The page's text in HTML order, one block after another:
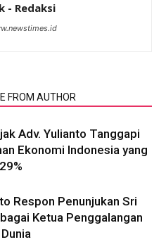
- Redaksi
FROM AUTHOR
Adv. Yulianto Tanggapi
Ekonomi Indonesia yang
Respon Penunjukan Sri
Ketua Penggalangan